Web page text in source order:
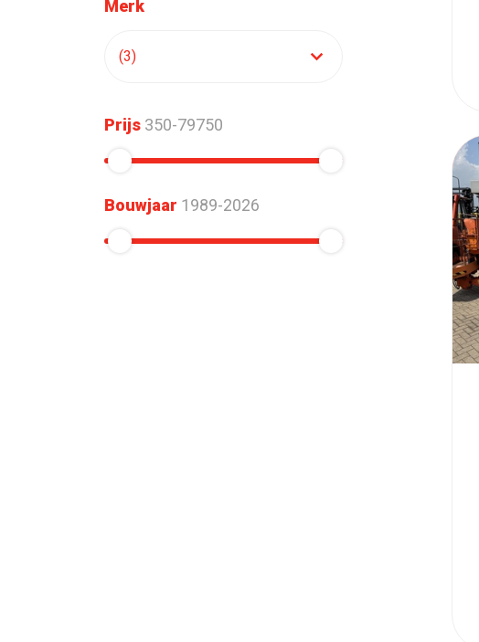
Merk
Prijs 350-79750
Bouwjaar 1989-2026